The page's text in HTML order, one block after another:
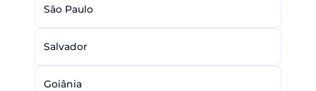
São Paulo
Salvador
Goiânia